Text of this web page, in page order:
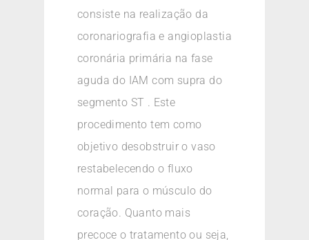
consiste na realização da
coronariografia e angioplastia
coronária primária na fase
aguda do IAM com supra do
segmento ST . Este
procedimento tem como
objetivo desobstruir o vaso
restabelecendo o fluxo
normal para o músculo do
coração. Quanto mais
precoce o tratamento ou seja,